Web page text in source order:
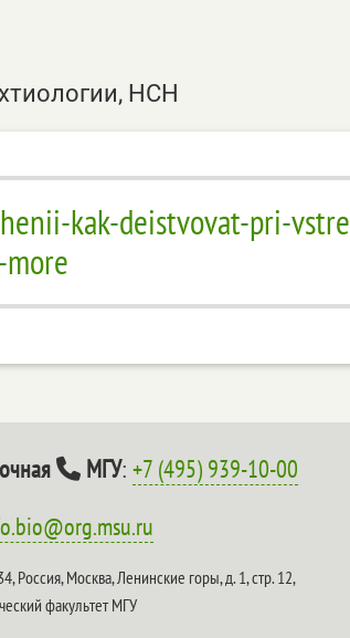
НСН
kak-deistvovat-pri-
МГУ:+7 (495) 939-10-00
Россия, Москва, Ленинские горы, д. 1, стр. 12,
факультет МГУ